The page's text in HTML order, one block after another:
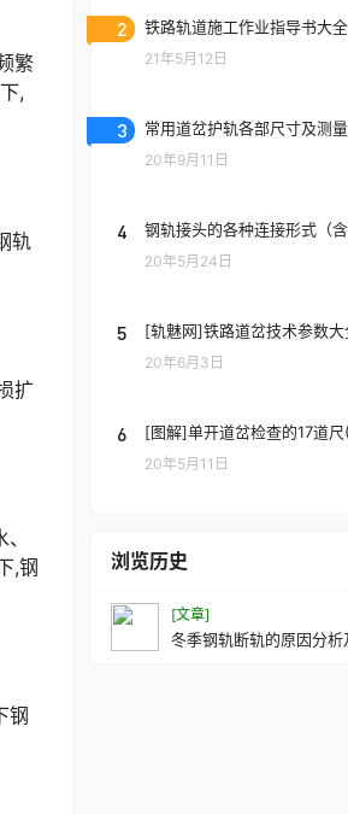
繁
,
轨
扩
,钢
钢
2 铁路轨道施工作业指导书大全
21年5月12日
3 常用道岔护轨各部尺寸及测
20年9月11日
4 钢轨接头的各种连接形式（含
20年5月24日
5 [轨魅网]铁路道岔技术参数大
20年6月3日
6 [图解]单开道岔检查的17道
20年5月11日
浏览历史
[文章]
冬季钢轨断轨的原因分析